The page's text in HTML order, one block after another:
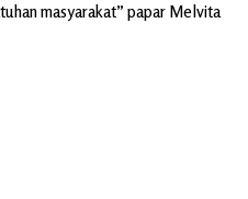
masyarakat” papar Melvita